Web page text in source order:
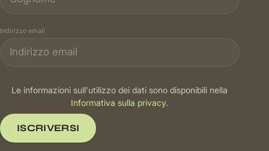
Indirizzo email
Le informazioni sull'utilizzo dei dati sono disponibili nella
Informativa sulla privacy.
ISCRIVERSI